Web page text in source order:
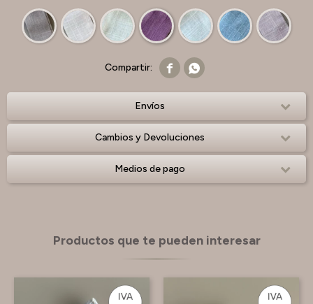
 
Envíos
Cambios y Devoluciones
Medios de pago
Productos que te pueden interesar